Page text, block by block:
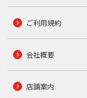
ご利用規約
会社概要
店舗案内